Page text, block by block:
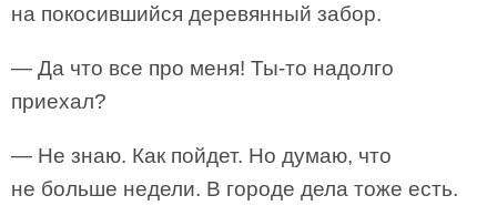
на покосившийся деревянный забор.
— Да что все про меня! Ты-то надолго
приехал?
— Не знаю. Как пойдет. Но думаю, что
не больше недели. В городе дела тоже есть.